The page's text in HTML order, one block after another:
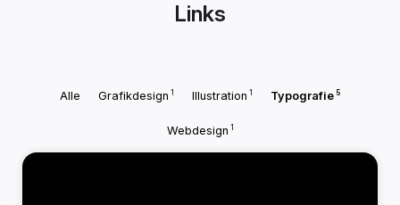
Links
Alle Grafikdesign 1 Illustration 1 Typografie 5
Webdesign 1